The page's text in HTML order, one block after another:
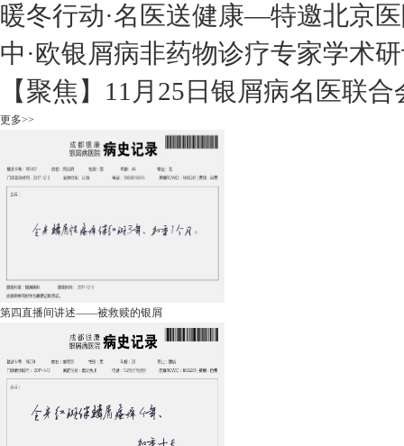
暖冬行动·名医送健康—特邀北京
中·欧银屑病非药物诊疗专家学术
【聚焦】11月25日银屑病名医联合
更多>>
第四直播间讲述——被救赎的银屑